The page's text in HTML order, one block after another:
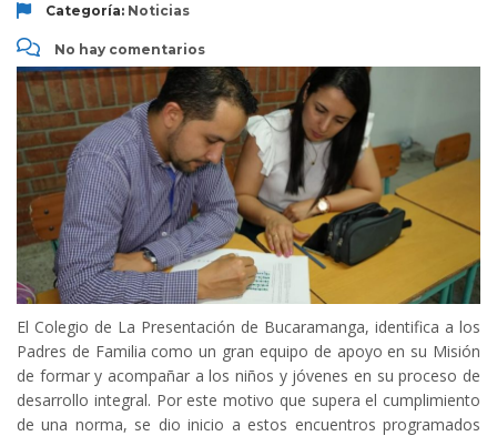
Categoría: Noticias
No hay comentarios
El Colegio de La Presentación de Bucaramanga, identifica a los
Padres de Familia como un gran equipo de apoyo en su Misión
de formar y acompañar a los niños y jóvenes en su proceso de
desarrollo integral. Por este motivo que supera el cumplimiento
de una norma, se dio inicio a estos encuentros programados